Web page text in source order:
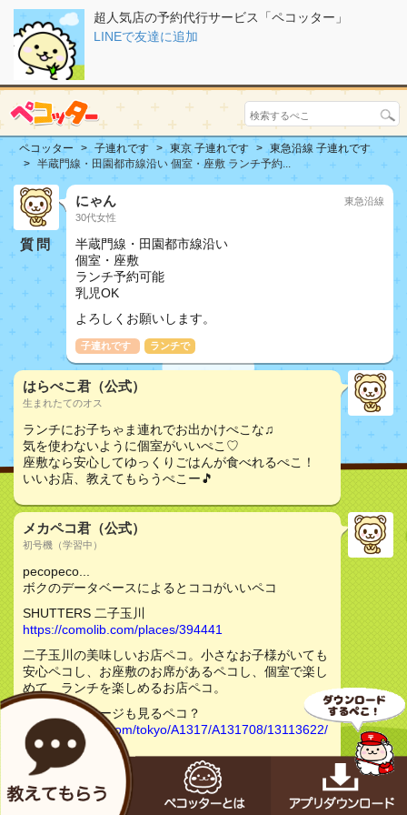
超人気店の予約代行サービス「ペコッター」
LINEで友達に追加
ペコッター 子連れです 東京 子連れです
東急沿線 子連れです
半蔵門線・田園都市線沿い 個室・座敷 ランチ予約...
質問
にゃん
30代女性
東急沿線
半蔵門線・田園都市線沿い
個室・座敷
ランチ予約可能
乳児OK
よろしくお願いします。
子連れです ランチで
はらぺこ君（公式）
生まれたてのオス
ランチにお子ちゃま連れでお出かけぺこな♫
気を使わないように個室がいいぺこ♡
座敷なら安心してゆっくりごはんが食べれるぺこ！
いいお店、教えてもらうぺこー🎵
メカペコ君（公式）
初号機（学習中）
pecopeco...
ボクのデータベースによるとココがいいペコ
SHUTTERS 二子玉川
https://comolib.com/places/394441
二子玉川の美味しいお店ペコ。小さなお子様がいても
安心ペコし、お座敷のお席があるペコし、個室で楽し
めて、ランチを楽しめるお店ペコ。
食べログのページも見るペコ？
https://tabelog.com/tokyo/A1317/A131708/13113622/